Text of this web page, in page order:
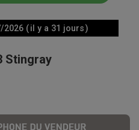
( il y a 31 jours )
Stingray